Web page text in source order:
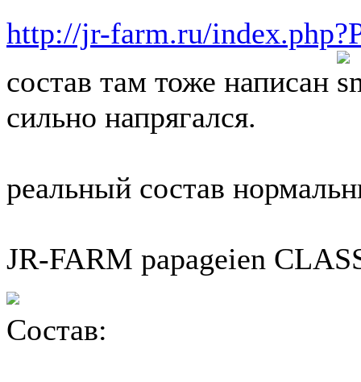
http://jr-farm.ru/
состав там тоже написан
сильно напрягался.
реальный состав
JR-FARM papageien
Состав: